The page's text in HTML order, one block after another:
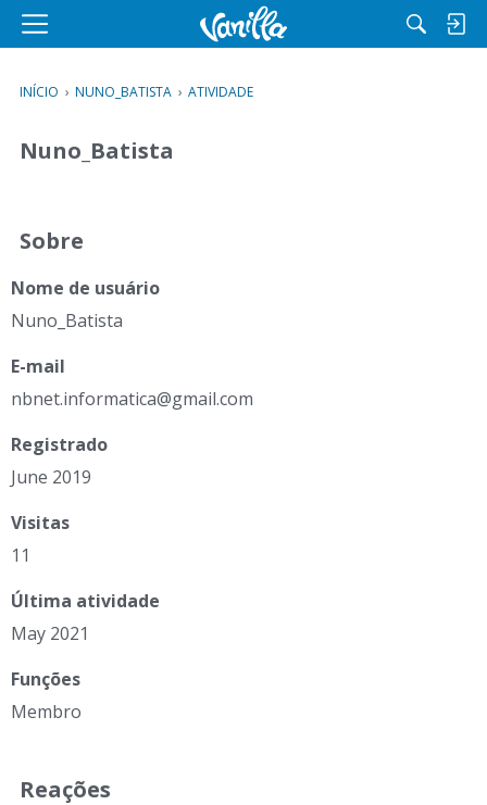
M
n
u
INÍCIO › NUNO_BATISTA › ATIVIDADE
Nuno_Batista
Sobre
Nome de usuário
Nuno_Batista
E-mail
nbnet.informatica@gmail.com
Registrado
June 2019
Visitas
11
Última atividade
May 2021
Funções
Membro
Reações